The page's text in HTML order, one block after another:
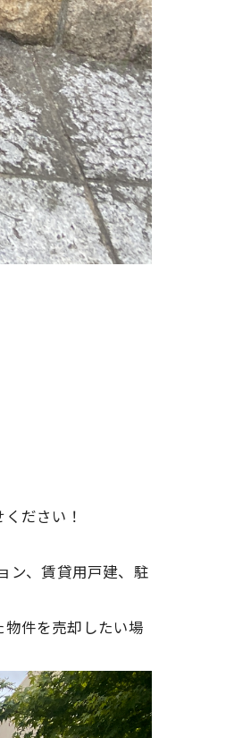
ださい！
ン、賃貸用戸建、駐
件を売却したい場